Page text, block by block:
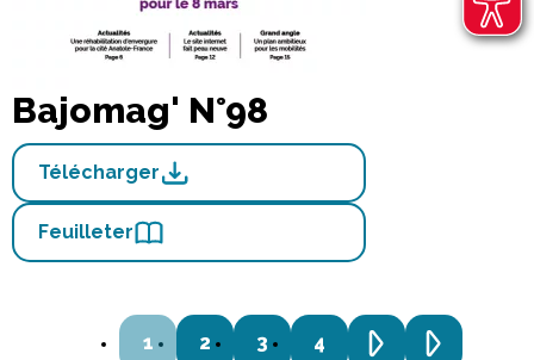
Bajomag' N°98
Télécharger
Feuilleter
1 2 3 4